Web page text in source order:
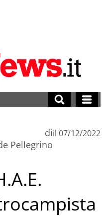
di
Pellegrino
il 07/12/2022